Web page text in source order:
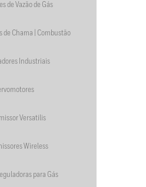
de Vazão de Gás
de Chama | Combustão
Industriais
Versatilis
Wireless
para Gás